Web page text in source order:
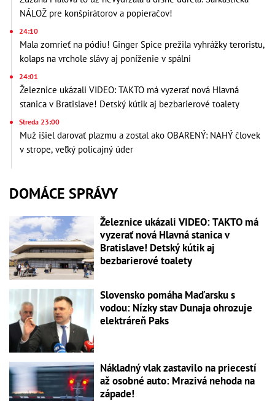
NÁLOŽ pre konšpirátorov a popieračov!
24:10
Mala zomrieť na pódiu! Ginger Spice prežila vyhrážky teroristu,
kolaps na vrchole slávy aj poníženie v spálni
24:01
Železnice ukázali VIDEO: TAKTO má vyzerať nová Hlavná
stanica v Bratislave! Detský kútik aj bezbarierové toalety
Streda 23:00
Muž išiel darovať plazmu a zostal ako OBARENÝ: NAHÝ človek
v strope, veľký policajný úder
DOMÁCE SPRÁVY
Železnice ukázali VIDEO: TAKTO má
vyzerať nová Hlavná stanica v
Bratislave! Detský kútik aj
bezbarierové toalety
Slovensko pomáha Maďarsku s
vodou: Nízky stav Dunaja ohrozuje
elektráreň Paks
Nákladný vlak zastavilo na priecestí
až osobné auto: Mrazivá nehoda na
západe!